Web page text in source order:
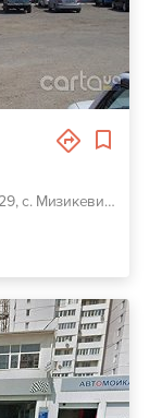
г. Одесса, ул. Солнечная, 29, с. Мизикевича